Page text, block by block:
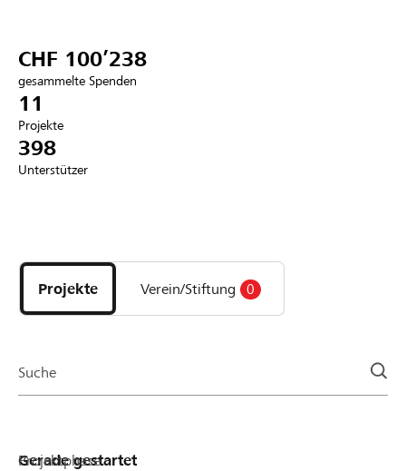
Anmelden
DE FR IT
CHF 100’238
gesammelte Spenden
11
Projekte
398
Unterstützer
Projekte
und
Organisationen
Projekte Verein/Stiftung 0
Suche
Projektphase